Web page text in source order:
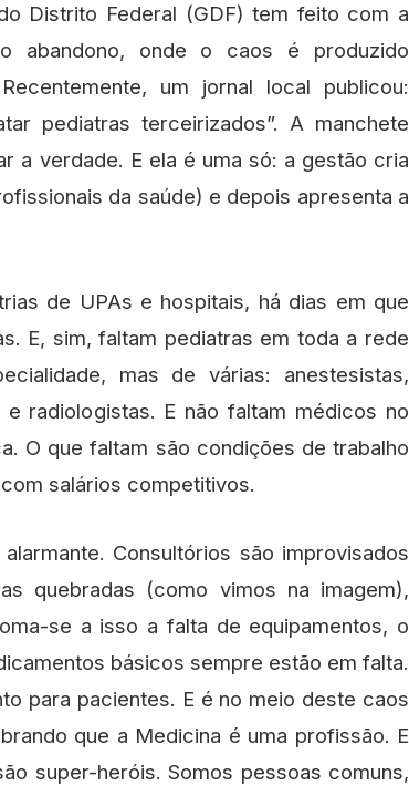
Distrito Federal (GDF) tem feito com a
abandono, onde o caos é produzido
um jornal local publicou:
pediatras terceirizados”. A manchete
a verdade. E ela é uma só: a gestão cria
da saúde) e depois apresenta a
de UPAs e hospitais, há dias em que
E, sim, faltam pediatras em toda a rede
mas de várias: anestesistas,
radiologistas. E não faltam médicos no
O que faltam são condições de trabalho
salários competitivos.
Consultórios são improvisados
quebradas (como vimos na imagem),
se a isso a falta de equipamentos, o
básicos sempre estão em falta.
para pacientes. E é no meio deste caos
que a Medicina é uma profissão. E
super-heróis. Somos pessoas comuns,